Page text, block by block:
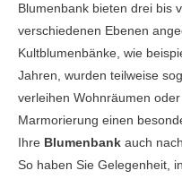
Blumenbank bieten drei bis
verschiedenen Ebenen
Kultblumenbänke, wie
Jahren, wurden teilweise
verleihen Wohnräumen
Marmorierung einen
Ihre Blumenbank auch
So haben Sie Gelegenheit,